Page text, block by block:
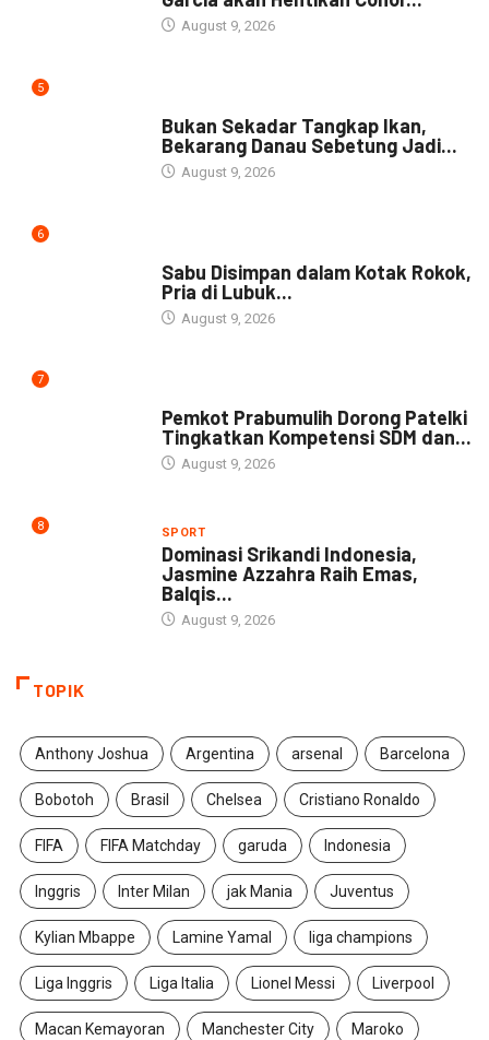
August 9, 2026
5
Bukan Sekadar Tangkap Ikan,
Bekarang Danau Sebetung Jadi...
August 9, 2026
6
Sabu Disimpan dalam Kotak Rokok,
Pria di Lubuk...
August 9, 2026
7
Pemkot Prabumulih Dorong Patelki
Tingkatkan Kompetensi SDM dan...
August 9, 2026
8 SPORT
Dominasi Srikandi Indonesia,
Jasmine Azzahra Raih Emas,
Balqis...
August 9, 2026
TOPIK
Anthony Joshua Argentina arsenal Barcelona
Bobotoh Brasil Chelsea Cristiano Ronaldo
FIFA FIFA Matchday garuda Indonesia
Inggris Inter Milan jak Mania Juventus
Kylian Mbappe Lamine Yamal liga champions
Liga Inggris Liga Italia Lionel Messi Liverpool
Macan Kemayoran Manchester City Maroko